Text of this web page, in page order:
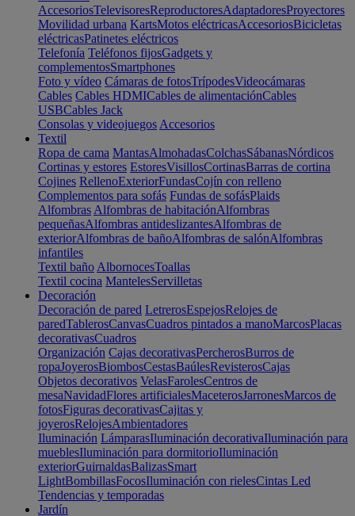
AccesoriosTelevisoresReproductoresAdaptadoresProyectores
Movilidad urbana KartsMotos eléctricasAccesoriosBicicletas
eléctricasPatinetes eléctricos
Telefonía Teléfonos fijosGadgets y
complementosSmartphones
Foto y vídeo Cámaras de fotosTrípodesVideocámaras
Cables Cables HDMICables de alimentaciónCables
USBCables Jack
Consolas y videojuegos Accesorios
Textil
Ropa de cama MantasAlmohadasColchasSábanasNórdicos
Cortinas y estores EstoresVisillosCortinasBarras de cortina
Cojines RellenoExteriorFundasCojín con relleno
Complementos para sofás Fundas de sofásPlaids
Alfombras Alfombras de habitaciónAlfombras
pequeñasAlfombras antideslizantesAlfombras de
exteriorAlfombras de bañoAlfombras de salónAlfombras
infantiles
Textil baño AlbornocesToallas
Textil cocina MantelesServilletas
Decoración
Decoración de pared LetrerosEspejosRelojes de
paredTablerosCanvasCuadros pintados a manoMarcosPlacas
decorativasCuadros
Organización Cajas decorativasPercherosBurros de
ropaJoyerosBiombosCestasBaúlesRevisterosCajas
Objetos decorativos VelasFarolesCentros de
mesaNavidadFlores artificialesMaceterosJarronesMarcos de
fotosFiguras decorativasCajitas y
joyerosRelojesAmbientadores
Iluminación LámparasIluminación decorativaIluminación para
mueblesIluminación para dormitorioIluminación
exteriorGuirnaldasBalizasSmart
LightBombillasFocosIluminación con rielesCintas Led
Tendencias y temporadas
Jardín